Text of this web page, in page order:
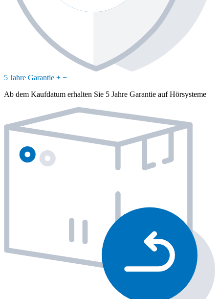
5 Jahre Garantie + −
Ab dem Kaufdatum erhalten Sie 5 Jahre Garantie auf Hörsysteme